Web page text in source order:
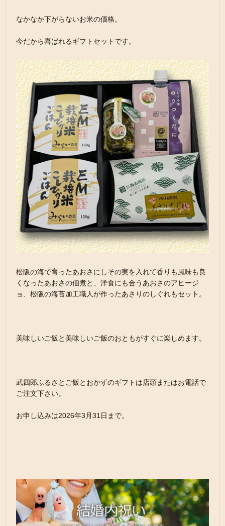
なかなか下がらないお米の価格。
今だから喜ばれるギフトセットです。
松阪の海で育ったあおさにしその実を入れて香りも風味も良
くなったあおさの佃煮と、洋食にも合うあおさのアヒージ
ョ、松阪の海苔加工職人が作ったあさりのしぐれもセット。
美味しいご飯と美味しいご飯のおともがすぐに楽しめます。
武四郎ふるさとご飯とおかずのギフトは店頭またはお電話で
ご注文下さい。
お申し込みは2026年3月31日まで。